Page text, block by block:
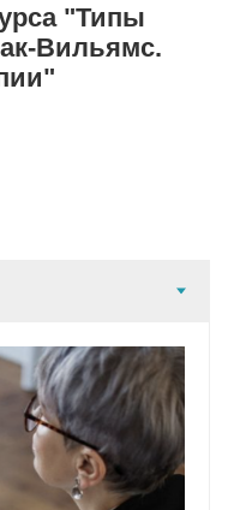
"Типы
Вильямс.